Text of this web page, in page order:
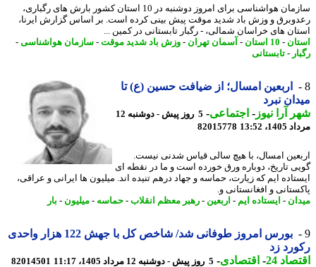
سازمان هواشناسی برای امروز دوشنبه در 10 استان کشور بارش های رگباری،
و وزش باد شدید موقت پیش بینی کرده است. بر اساس گزارش ایرنا،
های خراسان شمالی، - رگبار تابستانی در کمین ...
-10 استان -آسمان تهران- وزش باد شدید موقت-سازمان هواشناسی-
-تابستانی
اربعین امسال؛ از ضیافت حسین (ع) تا
نبرد
آرا نیوز-اجتماعی-
5 روز پیش - دوشنبه 12
13:52
82015778
امسال، با هیچ سالی قیاس شدنی نیست.
تاریخ، دوباره ورق خورده است و ما در نقطه ای
ایم که زیارت، حماسه و جهاد درهم تنیده اند. میلیون ها ایرانی و عراقی،
و افغانستانی و.
- ایستاده ایم- اربعین -رهبر معظم انقلاب-حماسه-میلیون-بار
بورس امروز طوفانی شد/ شاخص کل با جهش 122 هزار واحدی
زد
24
-اقتصادی-5 روز پیش - دوشنبه 12 مرداد 1405، 11:17 82014501